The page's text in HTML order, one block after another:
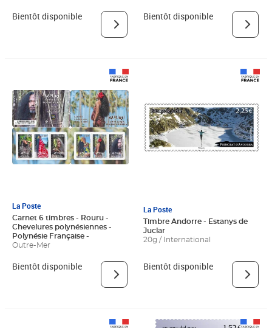
Bientôt disponible Bientôt disponible
La Poste
Carnet 6 timbres - Rouru -
Chevelures polynésiennes -
Polynésie Française -
Outre-Mer
Bientôt disponible
La Poste
Timbre Andorre - Estanys de
Juclar
20g / International
Bientôt disponible